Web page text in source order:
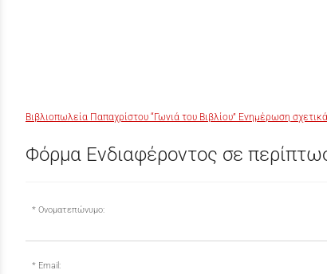
Βιβλιοπωλεία Παπαχρίστου “Γωνιά του Βιβλίου” Ενημέρωση
Φόρμα Ενδιαφέροντος σε
Ονοματεπώνυμο:
Email: